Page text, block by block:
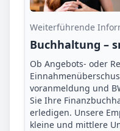
Weiterführende
Buchhaltung –
Ob Angebots- oder
voranmeldung und
Sie Ihre
erledigen. Unsere
kleine und mittlere